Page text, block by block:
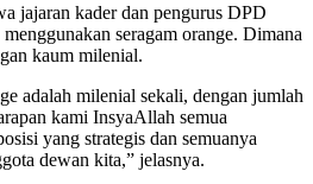
jajaran kader dan pengurus DPD
seragam orange. Dimana
kaum milenial.
adalah milenial sekali, dengan jumlah
kami InsyaAllah semua
yang strategis dan semuanya
dewan kita,” jelasnya.